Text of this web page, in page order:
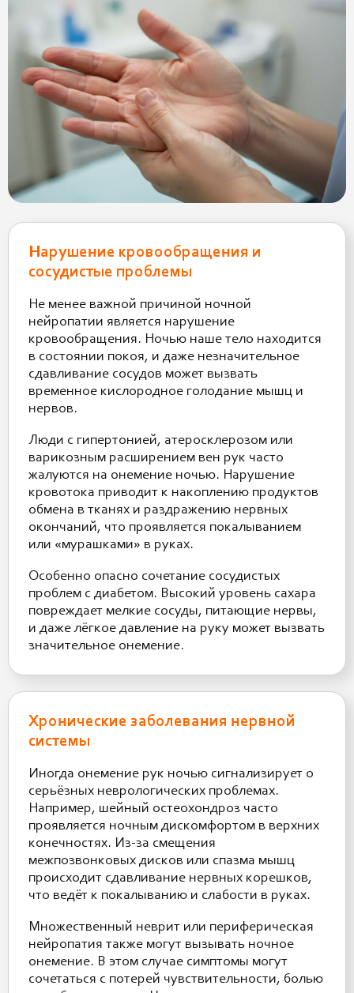
Нарушение кровообращения и
сосудистые проблемы
Не менее важной причиной ночной
нейропатии является нарушение
кровообращения. Ночью наше тело находится
в состоянии покоя, и даже незначительное
сдавливание сосудов может вызвать
временное кислородное голодание мышц и
нервов.
Люди с гипертонией, атеросклерозом или
варикозным расширением вен рук часто
жалуются на онемение ночью. Нарушение
кровотока приводит к накоплению продуктов
обмена в тканях и раздражению нервных
окончаний, что проявляется покалыванием
или «мурашками» в руках.
Особенно опасно сочетание сосудистых
проблем с диабетом. Высокий уровень сахара
повреждает мелкие сосуды, питающие нервы,
и даже лёгкое давление на руку может вызвать
значительное онемение.
Хронические заболевания нервной
системы
Иногда онемение рук ночью сигнализирует о
серьёзных неврологических проблемах.
Например, шейный остеохондроз часто
проявляется ночным дискомфортом в верхних
конечностях. Из-за смещения
межпозвонковых дисков или спазма мышц
происходит сдавливание нервных корешков,
что ведёт к покалыванию и слабости в руках.
Множественный неврит или периферическая
нейропатия также могут вызывать ночное
онемение. В этом случае симптомы могут
сочетаться с потерей чувствительности, болью